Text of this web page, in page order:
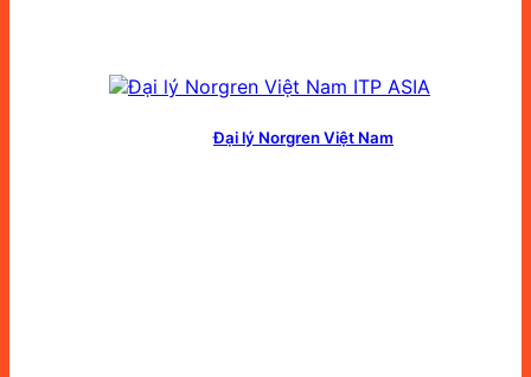
Đại lý Norgren Việt Nam